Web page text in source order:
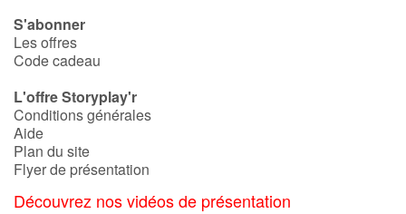
S'abonner
Les offres
Code cadeau
L'offre Storyplay'r
Conditions générales
Aide
Plan du site
Flyer de présentation
Découvrez nos vidéos de présentation